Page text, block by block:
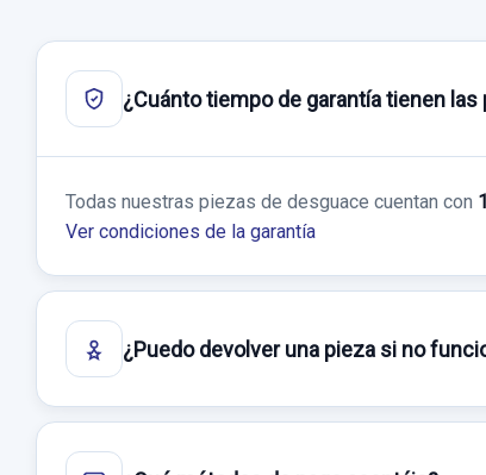
¿Cuánto tiempo de garantía tienen
Todas nuestras piezas de desguace cuentan con
Ver condiciones de la garantía
¿Puedo devolver una pieza si no